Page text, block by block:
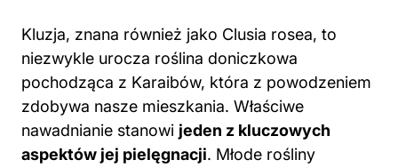
Kluzja, znana również jako Clusia rosea, to
niezwykle urocza roślina doniczkowa
pochodząca z Karaibów, która z powodzeniem
zdobywa nasze mieszkania. Właściwe
nawadnianie stanowi jeden z kluczowych
aspektów jej pielęgnacji. Młode rośliny